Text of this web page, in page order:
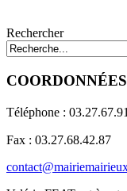
Rechercher
COORDONNÉES
Téléphone :
Fax : 03.27.68.42.87